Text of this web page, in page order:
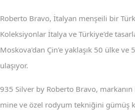
Roberto Bravo, İtalyan menşeili bir
Koleksiyonlar İtalya ve Türkiye'de
Moskova'dan Çin'e yaklaşık 50 ülke ve
ulaşıyor.
935 Silver by Roberto Bravo, markanın
mine ve özel rodyum tekniğini gümüş